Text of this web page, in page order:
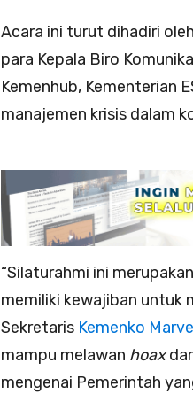
Acara ini turut dihadiri
para Kepala Biro
Kemenhub, Kementerian
manajemen krisis dalam
“Silaturahmi ini
memiliki kewajiban untuk
Sekretaris Kemenko
mampu melawan hoax
mengenai Pemerintah